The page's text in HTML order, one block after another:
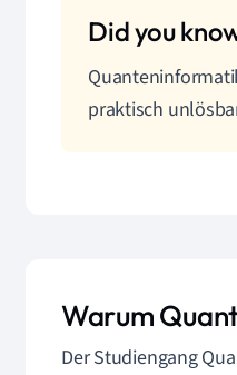
praktisch
Warum
Der Studiengang